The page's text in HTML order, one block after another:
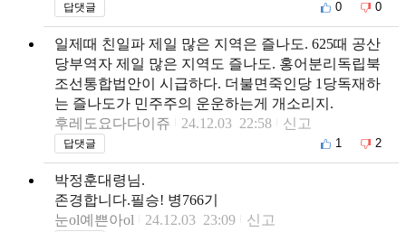
답댓글 0 0
일제때 친일파 제일 많은 지역은 즐나도. 625때 공산
당부역자 제일 많은 지역도 즐나도. 홍어분리독립북
조선통합법안이 시급하다. 더불면죽인당 1당독재하
는 즐나도가 민주주의 운운하는게 개소리지.
후레도요다다이쥬
24.12.03 22:58 신고
답댓글 1 2
박정훈대령님.
존경합니다.필승! 병766기
눈ol예쁜아ol
24.12.03 23:09 신고